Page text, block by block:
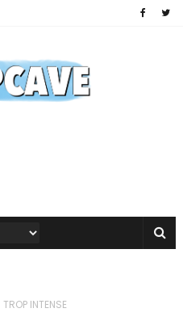
TROP INTENSE